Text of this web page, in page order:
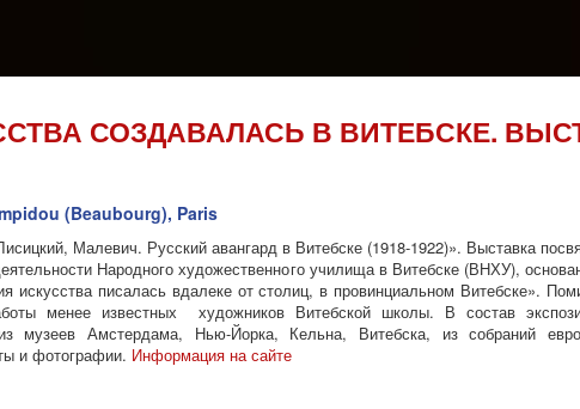
СОЗДАВАЛАСЬ В ВИТЕБСКЕ.
(Beaubourg), Paris
Малевич. Русский авангард в Витебске (1918-1922)». Выставка
Народного художественного училища в Витебске (ВНХУ),
искусства писалась вдалеке от столиц, в провинциальном Витебске».
менее известных художников Витебской школы. В состав
музеев Амстердама, Нью-Йорка, Кельна, Витебска, из собраний
и фотографии. Информация на сайте